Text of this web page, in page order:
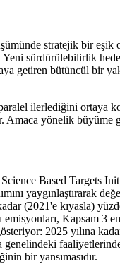
stratejik bir
Yeni sürdürülebilirlik
getiren bütüncül bir
ilerlediğini ortaya
Amaca yönelik
Based Targets
yaygınlaştırarak
(2021'e kıyasla)
Kapsam 3
2025 yılına
bir yansımasıdır.